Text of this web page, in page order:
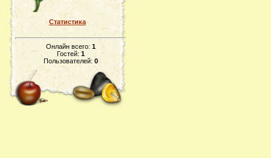
Статистика
Онлайн всего: 1
Гостей: 1
Пользователей: 0